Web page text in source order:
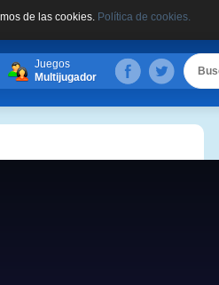
de las cookies. Política de cookies.
Juegos
Multijugador